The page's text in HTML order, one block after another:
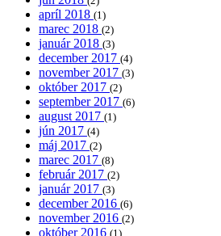
apríl 2018 (1)
marec 2018 (2)
január 2018 (3)
december 2017 (4)
november 2017 (3)
október 2017 (2)
september 2017 (6)
august 2017 (1)
jún 2017 (4)
máj 2017 (2)
marec 2017 (8)
február 2017 (2)
január 2017 (3)
december 2016 (6)
november 2016 (2)
október 2016 (1)